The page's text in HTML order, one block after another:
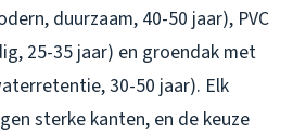
duurzaam, 40-50 jaar), PVC
25-35 jaar) en groendak met
30-50 jaar). Elk
sterke kanten, en de keuze